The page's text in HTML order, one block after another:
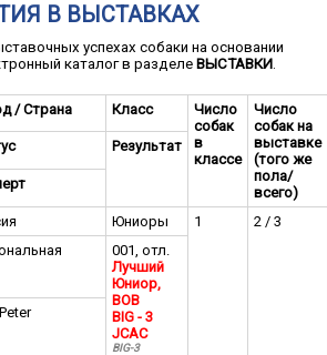
В ВЫСТАВКАХ
успехах собаки на основании
каталог в разделе ВЫСТАВКИ.
/ Страна Класс
Число
собак
в
классе
Число
собак на
выставке
(того же
пола/
всего)
Результат
Юниоры 1
2 / 3
001, отл.
Лучший
Юниор,
BOB
BIG - 3
JCAC
BIG-3